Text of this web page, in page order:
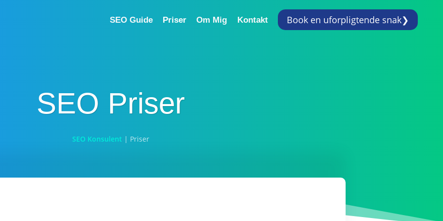
SEO Guide Priser Om Mig Kontakt Book en uforpligtende snakㅤ❯
SEO Priser
SEO Konsulent | Priser